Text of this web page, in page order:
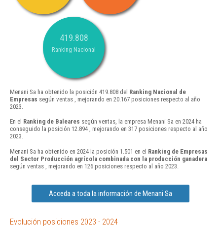
419.808
Ranking Nacional
Menani Sa ha obtenido la posición 419.808 del Ranking Nacional de
Empresas según ventas , mejorando en 20.167 posiciones respecto al año
2023.
En el Ranking de Baleares según ventas, la empresa Menani Sa en 2024 ha
conseguido la posición 12.894 , mejorando en 317 posiciones respecto al año
2023.
Menani Sa ha obtenido en 2024 la posición 1.501 en el Ranking de Empresas
del Sector Producción agrícola combinada con la producción ganadera
según ventas , mejorando en 126 posiciones respecto al año 2023.
Acceda a toda la información de Menani Sa
Evolución posiciones 2023 - 2024